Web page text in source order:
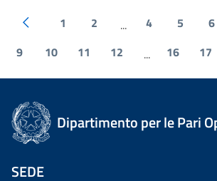
1 2 ... 4 5 6
9
10 11 12 ... 16 17
Dipartimento per le Pari
SEDE